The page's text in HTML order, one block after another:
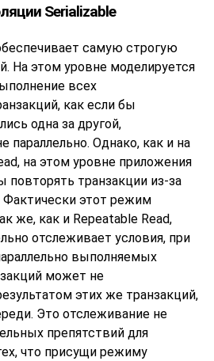
Serializable
самую строгую
На этом уровне моделируется
всех
как если бы
одна за другой,
параллельно. Однако, как и на
на этом уровне приложения
транзакции из-за
Фактически этот режим
же, как и Repeatable Read,
отслеживает условия, при
выполняемых
может не
этих же транзакций,
Это отслеживание не
препятствий для
что присущи режиму